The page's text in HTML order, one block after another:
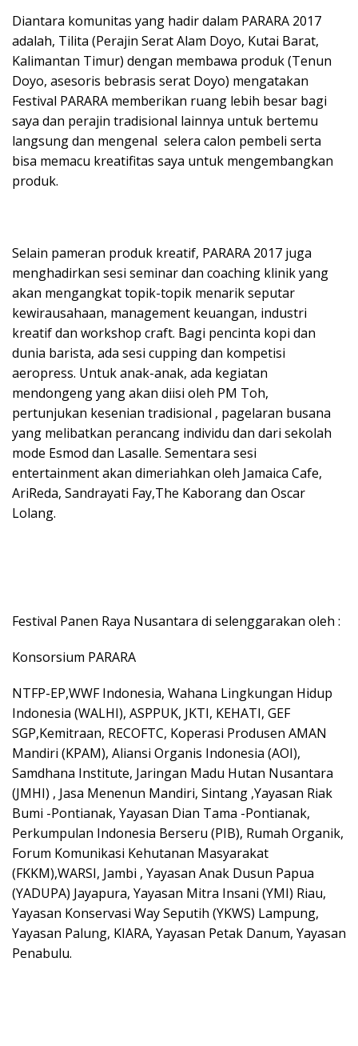
Diantara komunitas yang hadir dalam PARARA 2017
adalah, Tilita (Perajin Serat Alam Doyo, Kutai Barat,
Kalimantan Timur) dengan membawa produk (Tenun
Doyo, asesoris bebrasis serat Doyo) mengatakan
Festival PARARA memberikan ruang lebih besar bagi
saya dan perajin tradisional lainnya untuk bertemu
langsung dan mengenal selera calon pembeli serta
bisa memacu kreatifitas saya untuk mengembangkan
produk.
Selain pameran produk kreatif, PARARA 2017 juga
menghadirkan sesi seminar dan coaching klinik yang
akan mengangkat topik-topik menarik seputar
kewirausahaan, management keuangan, industri
kreatif dan workshop craft. Bagi pencinta kopi dan
dunia barista, ada sesi cupping dan kompetisi
aeropress. Untuk anak-anak, ada kegiatan
mendongeng yang akan diisi oleh PM Toh,
pertunjukan kesenian tradisional , pagelaran busana
yang melibatkan perancang individu dan dari sekolah
mode Esmod dan Lasalle. Sementara sesi
entertainment akan dimeriahkan oleh Jamaica Cafe,
AriReda, Sandrayati Fay,The Kaborang dan Oscar
Lolang.
Festival Panen Raya Nusantara di selenggarakan oleh :
Konsorsium PARARA
NTFP-EP,WWF Indonesia, Wahana Lingkungan Hidup
Indonesia (WALHI), ASPPUK, JKTI, KEHATI, GEF
SGP,Kemitraan, RECOFTC, Koperasi Produsen AMAN
Mandiri (KPAM), Aliansi Organis Indonesia (AOI),
Samdhana Institute, Jaringan Madu Hutan Nusantara
(JMHI) , Jasa Menenun Mandiri, Sintang ,Yayasan Riak
Bumi -Pontianak, Yayasan Dian Tama -Pontianak,
Perkumpulan Indonesia Berseru (PIB), Rumah Organik,
Forum Komunikasi Kehutanan Masyarakat
(FKKM),WARSI, Jambi , Yayasan Anak Dusun Papua
(YADUPA) Jayapura, Yayasan Mitra Insani (YMI) Riau,
Yayasan Konservasi Way Seputih (YKWS) Lampung,
Yayasan Palung, KIARA, Yayasan Petak Danum, Yayasan
Penabulu.